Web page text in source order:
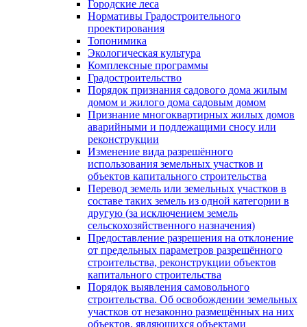
Городские леса
Нормативы Градостроительного
проектирования
Топонимика
Экологическая культура
Комплексные программы
Градостроительство
Порядок признания садового дома жилым
домом и жилого дома садовым домом
Признание многоквартирных жилых домов
аварийными и подлежащими сносу или
реконструкции
Изменение вида разрешённого
использования земельных участков и
объектов капитального строительства
Перевод земель или земельных участков в
составе таких земель из одной категории в
другую (за исключением земель
сельскохозяйственного назначения)
Предоставление разрешения на отклонение
от предельных параметров разрешённого
строительства, реконструкции объектов
капитального строительства
Порядок выявления самовольного
строительства. Об освобождении земельных
участков от незаконно размещённых на них
объектов, являющихся объектами